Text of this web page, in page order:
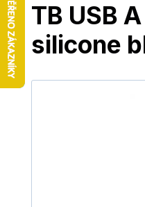
TB USB
silicone